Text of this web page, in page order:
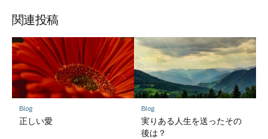
関連投稿
Blog
正しい愛
Blog
実りある人生を送ったその
後は？